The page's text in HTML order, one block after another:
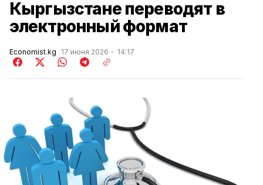
Кыргызстане переводят в
электронный формат
Economist.kg 17 июня 2026 14:17